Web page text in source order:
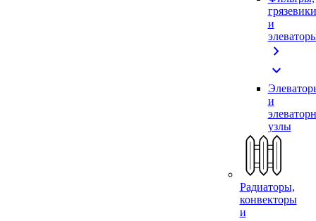
грязевики
и
chevron_right
expand_more
и
узлы
Радиаторы,
конвекторы
и